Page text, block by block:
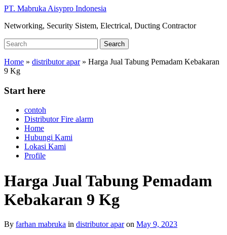
Skip
main
PT. Mabruka Aisypro Indonesia
Networking, Security Sistem, Electrical, Ducting Contractor
Search
for:
Search
Home » distributor apar» Harga Jual Tabung Pemadam Kebakaran
9 Kg
Start here
contoh
Distributor Fire alarm
Home
Hubungi Kami
Lokasi Kami
Profile
Harga Jual Tabung Pemadam
Kebakaran 9 Kg
By farhan mabruka in distributor aparon May 9, 2023